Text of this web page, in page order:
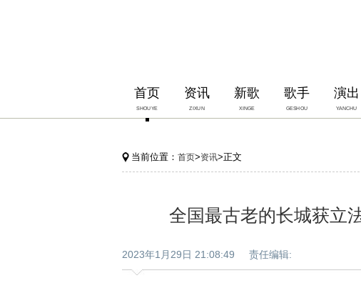
首页
SHOUYE
资讯
ZIXUN
新歌
XINGE
歌手
GESHOU
演出
YANCHU
当前位置： 首页>资讯>正文
全国最古老的长城获立
2023年1月29日 21:08:49 责任编辑: